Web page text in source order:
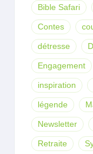
Bible Safari
Contes
détresse
Engagement
inspiration
légende
Newsletter
Retraite